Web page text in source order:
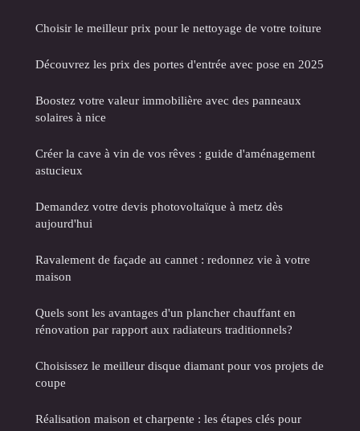
Choisir le meilleur prix pour le nettoyage de votre toiture
Découvrez les prix des portes d'entrée avec pose en 2025
Boostez votre valeur immobilière avec des panneaux
solaires à nice
Créer la cave à vin de vos rêves : guide d'aménagement
astucieux
Demandez votre devis photovoltaïque à metz dès
aujourd'hui
Ravalement de façade au cannet : redonnez vie à votre
maison
Quels sont les avantages d'un plancher chauffant en
rénovation par rapport aux radiateurs traditionnels?
Choisissez le meilleur disque diamant pour vos projets de
coupe
Réalisation maison et charpente : les étapes clés pour